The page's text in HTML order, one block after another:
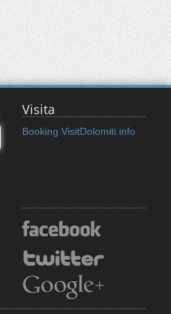
Visita
Booking VisitDolomiti.info